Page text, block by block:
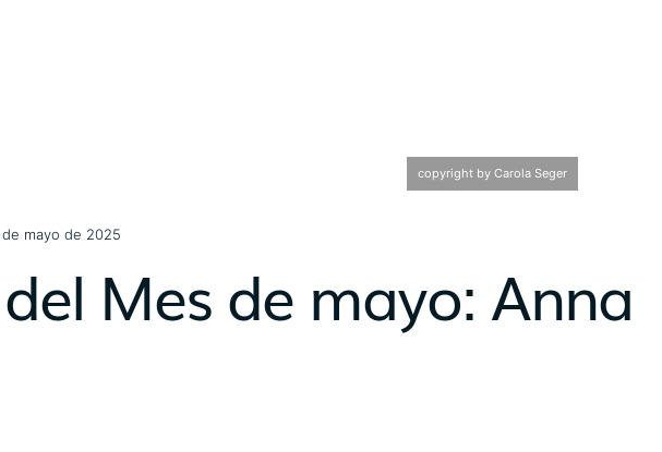
copyright by Carola Seger
de mayo de 2025
Mes de mayo: Anna